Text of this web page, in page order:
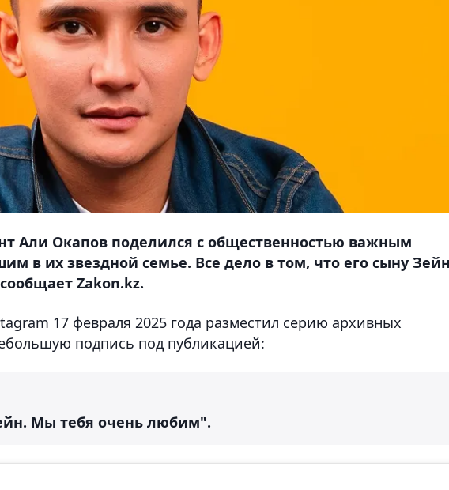
Али Окапов поделился с общественностью важным
в их звездной семье. Все дело в том, что его сыну
Zakon.kz.
17 февраля 2025 года разместил серию архивных
подпись под публикацией:
Мы тебя очень любим".